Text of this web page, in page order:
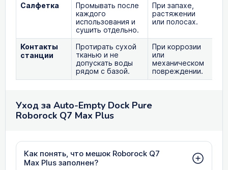
Салфетка
Промывать после
каждого
использования и
сушить отдельно.
При запахе,
растяжении
или полосах.
Контакты
станции
Протирать сухой
тканью и не
допускать воды
рядом с базой.
При коррозии
или
механическом
повреждении.
Уход за Auto-Empty Dock Pure
Roborock Q7 Max Plus
Как понять, что мешок Roborock Q7
Max Plus заполнен?